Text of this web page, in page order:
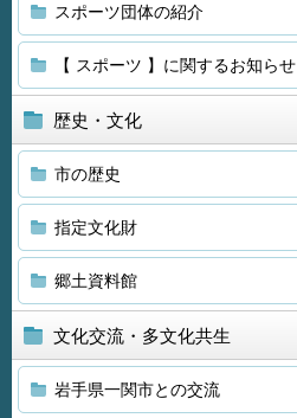
スポーツ団体の紹介
【 スポーツ 】に関するお知らせ
歴史・文化
市の歴史
指定文化財
郷土資料館
文化交流・多文化共生
岩手県一関市との交流